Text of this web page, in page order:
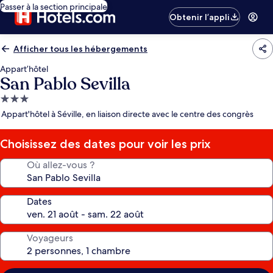
Passer à la section principale
Obtenir l’appli
Afficher tous les hébergements
Appart’hôtel
San Pablo Sevilla
Hébergement
3.0 étoiles
Appart'hôtel à Séville, en liaison directe avec le centre des congrès
Choisissez des dates pour voir les prix
Où allez-vous ?
Dates
Voyageurs